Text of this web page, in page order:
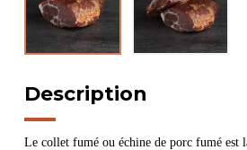
Description
Le collet fumé ou échine de porc fumé est